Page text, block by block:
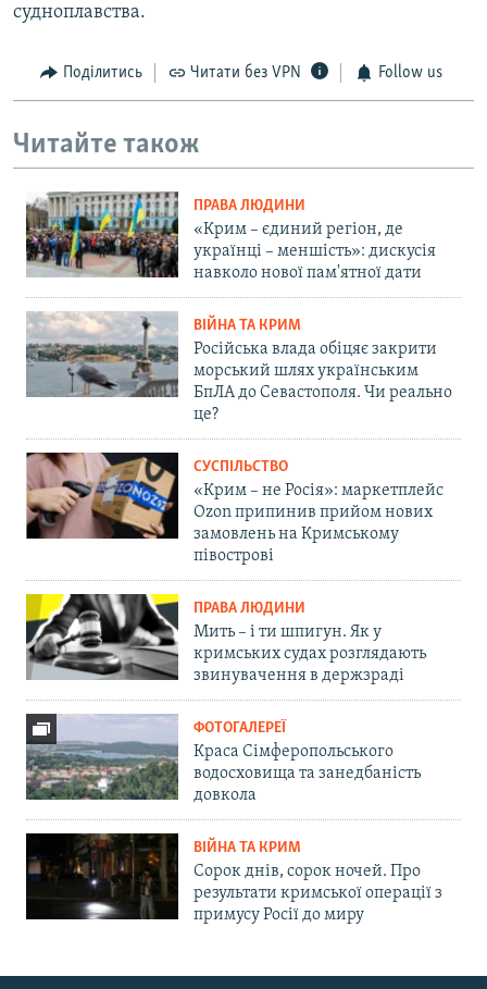
судноплавства.
Поділитись Читати без VPN Follow us
Читайте також
ПРАВА ЛЮДИНИ
«Крим – єдиний регіон, де
українці – меншість»: дискусія
навколо нової пам'ятної дати
ВІЙНА ТА КРИМ
Російська влада обіцяє закрити
морський шлях українським
БпЛА до Севастополя. Чи реально
це?
СУСПІЛЬСТВО
«Крим – не Росія»: маркетплейс
Ozon припинив прийом нових
замовлень на Кримському
півострові
ПРАВА ЛЮДИНИ
Мить – і ти шпигун. Як у
кримських судах розглядають
звинувачення в держзраді
ФОТОГАЛЕРЕЇ
Краса Сімферопольського
водосховища та занедбаність
довкола
ВІЙНА ТА КРИМ
Сорок днів, сорок ночей. Про
результати кримської операції з
примусу Росії до миру